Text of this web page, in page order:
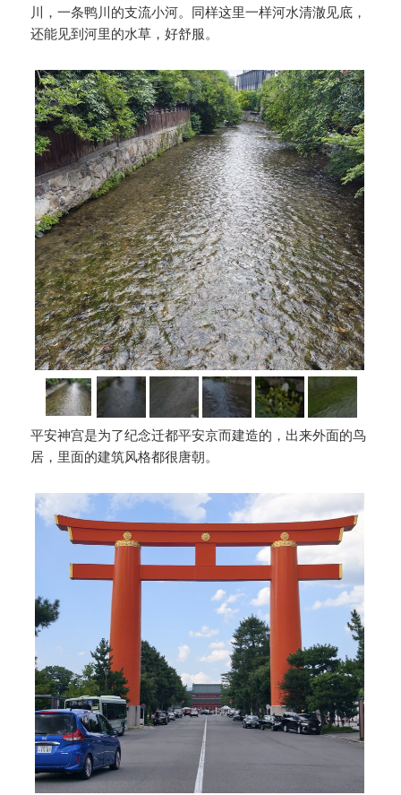
川，一条鸭川的支流小河。同样这里一样河水清澈见底，
还能见到河里的水草，好舒服。
平安神宫是为了纪念迁都平安京而建造的，出来外面的鸟
居，里面的建筑风格都很唐朝。